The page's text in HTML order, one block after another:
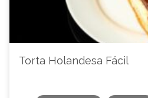
Torta Holandesa Fácil